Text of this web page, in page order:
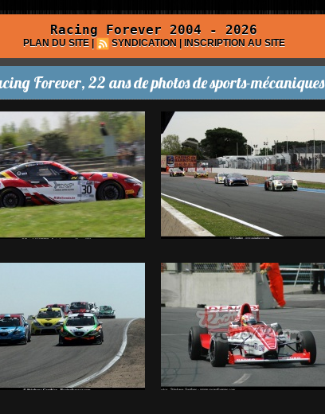
Racing Forever 2004 - 2026
PLAN DU SITE | SYNDICATION | INSCRIPTION AU SITE
Forever, 22 ans de photos de sports-mécaniques